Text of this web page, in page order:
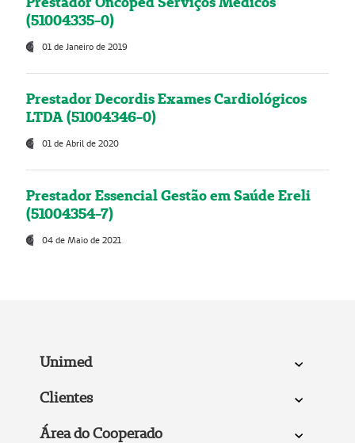
(51004335-0)
01 de Janeiro de 2019
Prestador Decordis Exames Cardiológicos
LTDA (51004346-0)
01 de Abril de 2020
Prestador Essencial Gestão em Saúde Ereli
(51004354-7)
04 de Maio de 2021
Unimed
Clientes
Área do Cooperado